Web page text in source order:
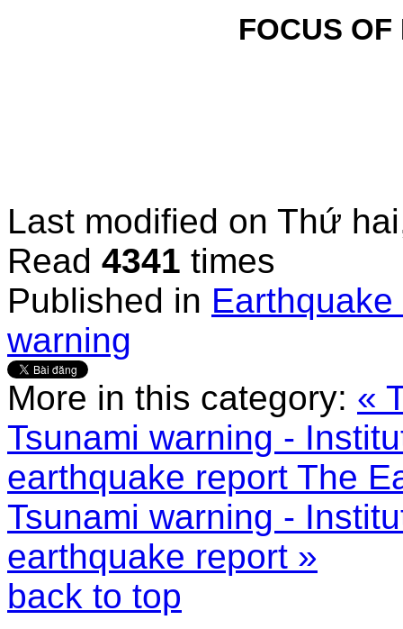
FOCUS
Last modified on Thứ
Read 4341 times
Published in
warning
More in this category: «
Tsunami warning -
earthquake report The
Tsunami warning -
earthquake report »
back to top